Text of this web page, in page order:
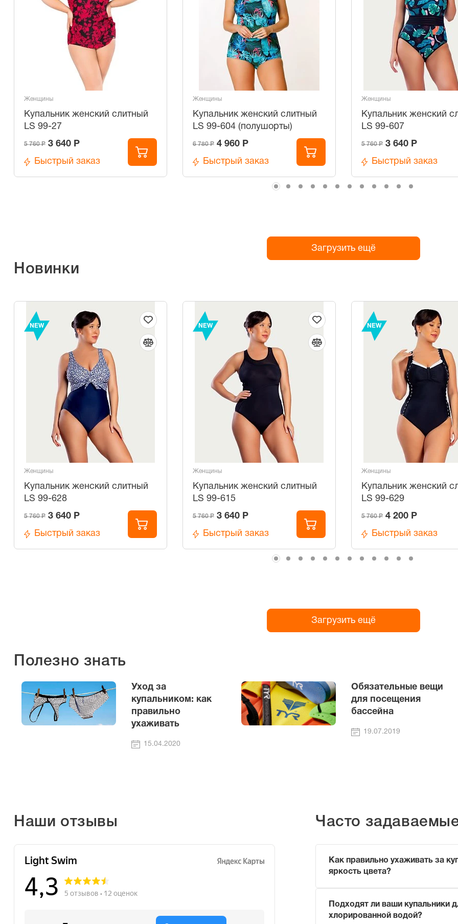
Женщины
Купальник женский слитный
LS 99-27
5 760 Р 3 640 Р
Быстрый заказ
Женщины
Купальник женский слитный
LS 99-604 (полушорты)
6 780 Р 4 960 Р
Быстрый заказ
Женщины
Купальник женский
LS 99-607
5 760 Р 3 640 Р
Быстрый заказ
Загрузить ещё
Новинки
NEW
Женщины
Купальник женский слитный
LS 99-628
5 760 Р 3 640 Р
Быстрый заказ
NEW
Женщины
Купальник женский слитный
LS 99-615
5 760 Р 3 640 Р
Быстрый заказ
NEW
Женщины
Купальник женский
LS 99-629
5 760 Р 4 200 Р
Быстрый заказ
Загрузить ещё
Полезно знать
Уход за
купальником: как
правильно
ухаживать
15.04.2020
Обязательные вещи
для посещения
бассейна
19.07.2019
Наши отзывы Часто
Как правильно ухаживать за
яркость цвета?
Ополаскивайте его в
Подходят ли ваши купальники
хлорированной водой?